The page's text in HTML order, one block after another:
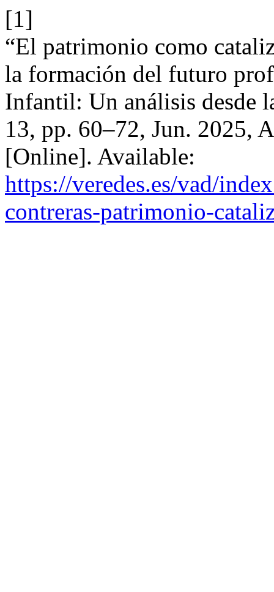
[1]
“El patrimonio como
la formación del futuro
Infantil: Un análisis desde
13, pp. 60–72, Jun. 2025,
[Online]. Available:
https://veredes.es/vad/
contreras-patrimonio-